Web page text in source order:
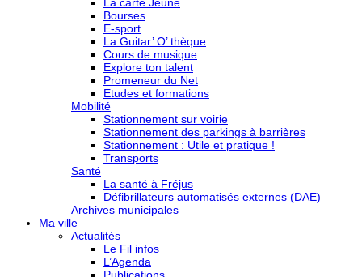
Bourses
E-sport
La Guitar’ O’ thèque
Cours de musique
Explore ton talent
Promeneur du Net
Etudes et formations
Mobilité
Stationnement sur voirie
Stationnement des parkings à barrières
Stationnement : Utile et pratique !
Transports
Santé
La santé à Fréjus
Défibrillateurs automatisés externes (DAE)
Archives municipales
Ma ville
Actualités
Le Fil infos
L’Agenda